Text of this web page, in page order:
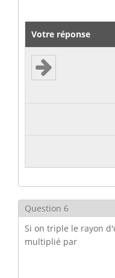
Votre réponse
Question 6
Si on triple le rayon
multiplié par